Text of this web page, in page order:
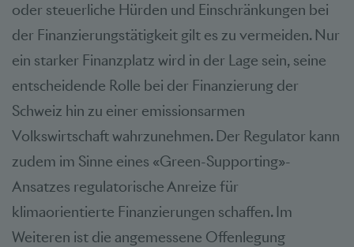
oder steuerliche Hürden und Einschränkungen bei
der Finanzierungstätigkeit gilt es zu vermeiden. Nur
ein starker Finanzplatz wird in der Lage sein, seine
entscheidende Rolle bei der Finanzierung der
Schweiz hin zu einer emissionsarmen
Volkswirtschaft wahrzunehmen. Der Regulator kann
zudem im Sinne eines «Green-Supporting»-
Ansatzes regulatorische Anreize für
klimaorientierte Finanzierungen schaffen. Im
Weiteren ist die angemessene Offenlegung